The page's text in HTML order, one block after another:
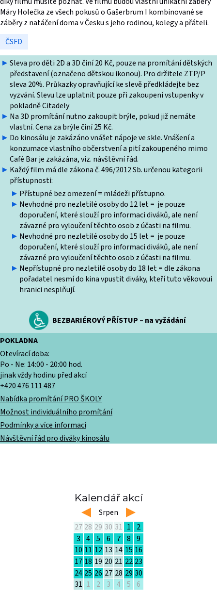
Sleva pro děti 2D a 3D činí 20 Kč, pouze na promítání dětských
představení (označeno dětskou ikonou). Pro držitele ZTP/P
sleva 20%. Průkazky opravňující ke slevě předkládejte bez
vyzvání. Slevu lze uplatnit pouze při zakoupení vstupenky v
pokladně Citadely
Na 3D promítání nutno zakoupit brýle, pokud již nemáte
vlastní. Cena za brýle činí 25 Kč.
Do kinosálu je zakázáno vnášet nápoje ve skle. Vnášení a
konzumace vlastního občerstvení a pití zakoupeného mimo
Café Bar je zakázána, viz. návštěvní řád.
Každý film má dle zákona č. 496/2012 Sb. určenou kategorii
přístupnosti:
Přístupné bez omezení = mládeži přístupno.
Nevhodné pro nezletilé osoby do 12 let = je pouze
doporučení, které slouží pro informaci diváků, ale není
závazné pro vyloučení těchto osob z účasti na filmu.
Nevhodné pro nezletilé osoby do 15 let = je pouze
doporučení, které slouží pro informaci diváků, ale není
závazné pro vyloučení těchto osob z účasti na filmu.
Nepřístupné pro nezletilé osoby do 18 let = dle zákona
pořadatel nesmí do kina vpustit diváky, kteří tuto věkovoui
hranici nesplňují.
BEZBARIÉROVÝ PŘÍSTUP – na vyžádání
POKLADNA
Otevírací doba:
Po - Ne: 14:00 - 20:00 hod.
jinak vždy hodinu před akcí
+420 476 111 487
Nabídka promítání PRO ŠKOLY
Možnost individuálního promítání
Podmínky a více informací
Návštěvní řád pro diváky kinosálu
Máry Holečka ze všech pokusů o Gašerbrum I kombinované se
záběry z natáčení doma v Česku s jeho rodinou, kolegy a přáteli.
ČSFD
Kalendář akcí
left Srpen right
27 28 29 30 31 1
2
3
4 5 6 7 8
9
10 11 12 13 14 15 16
17 18 19 20 21 22 23
24 25 26 27 28 29 30
31 1 2 3 4 5 6